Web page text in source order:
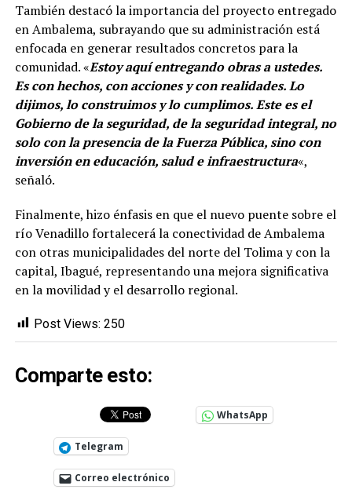
También destacó la importancia del proyecto entregado
en Ambalema, subrayando que su administración está
enfocada en generar resultados concretos para la
comunidad. «Estoy aquí entregando obras a ustedes.
Es con hechos, con acciones y con realidades. Lo
dijimos, lo construimos y lo cumplimos. Este es el
Gobierno de la seguridad, de la seguridad integral, no
solo con la presencia de la Fuerza Pública, sino con
inversión en educación, salud e infraestructura«,
señaló.
Finalmente, hizo énfasis en que el nuevo puente sobre el
río Venadillo fortalecerá la conectividad de Ambalema
con otras municipalidades del norte del Tolima y con la
capital, Ibagué, representando una mejora significativa
en la movilidad y el desarrollo regional.
Post Views: 250
Comparte esto:
WhatsApp
Telegram
Correo electrónico